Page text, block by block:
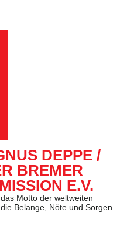
DEPPE /
BREMER
E.V.
Motto der weltweiten
Belange, Nöte und Sorgen